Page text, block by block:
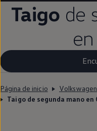
Taigo de
en
Página de inicio
Taigo de segunda mano en